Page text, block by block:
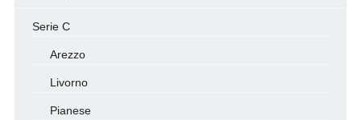
Serie C
Arezzo
Livorno
Pianese